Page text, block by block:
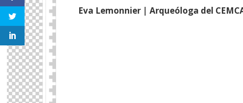
Eva Lemonnier | Arqueóloga del